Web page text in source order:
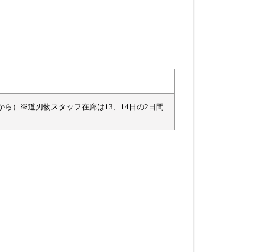
）※道刃物スタッフ在廊は13、14日の2日間